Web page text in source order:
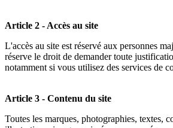
Article 2 - Accès au site
L'accès au site est réservé aux personnes
réserve le droit de demander toute
notamment si vous utilisez des services de
Article 3 - Contenu du site
Toutes les marques, photographies, textes,